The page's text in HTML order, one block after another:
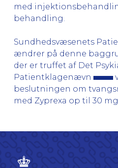
med
behandling.
Sundhedsvæsenets
ændrer på denne
der er truffet af Det
Patientklagenævn
beslutningen om
med Zyprexa op til 30